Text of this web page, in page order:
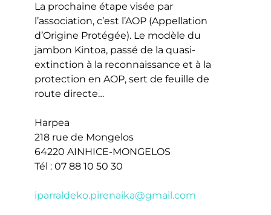
La prochaine étape visée par
l’association, c’est l’AOP (Appellation
d’Origine Protégée). Le modèle du
jambon Kintoa, passé de la quasi-
extinction à la reconnaissance et à la
protection en AOP, sert de feuille de
route directe…
Harpea
218 rue de Mongelos
64220 AINHICE-MONGELOS
Tél : 07 88 10 50 30
iparraldeko.pirenaika@gmail.com